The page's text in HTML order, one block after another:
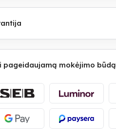
mokėjimo būdą